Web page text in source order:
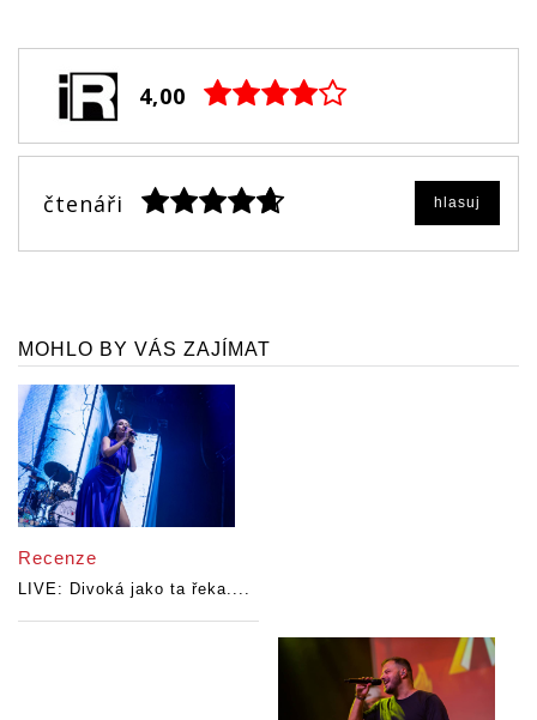
4,00
čtenáři hlasuj
MOHLO BY VÁS ZAJÍMAT
Recenze
LIVE: Divoká jako ta řeka....